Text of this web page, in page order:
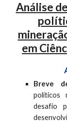
Análise
em
Breve
políticos
desafio